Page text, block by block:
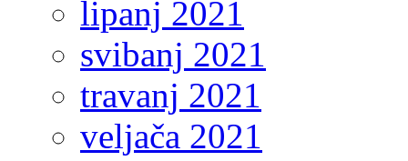
lipanj 2021
svibanj 2021
travanj 2021
veljača 2021